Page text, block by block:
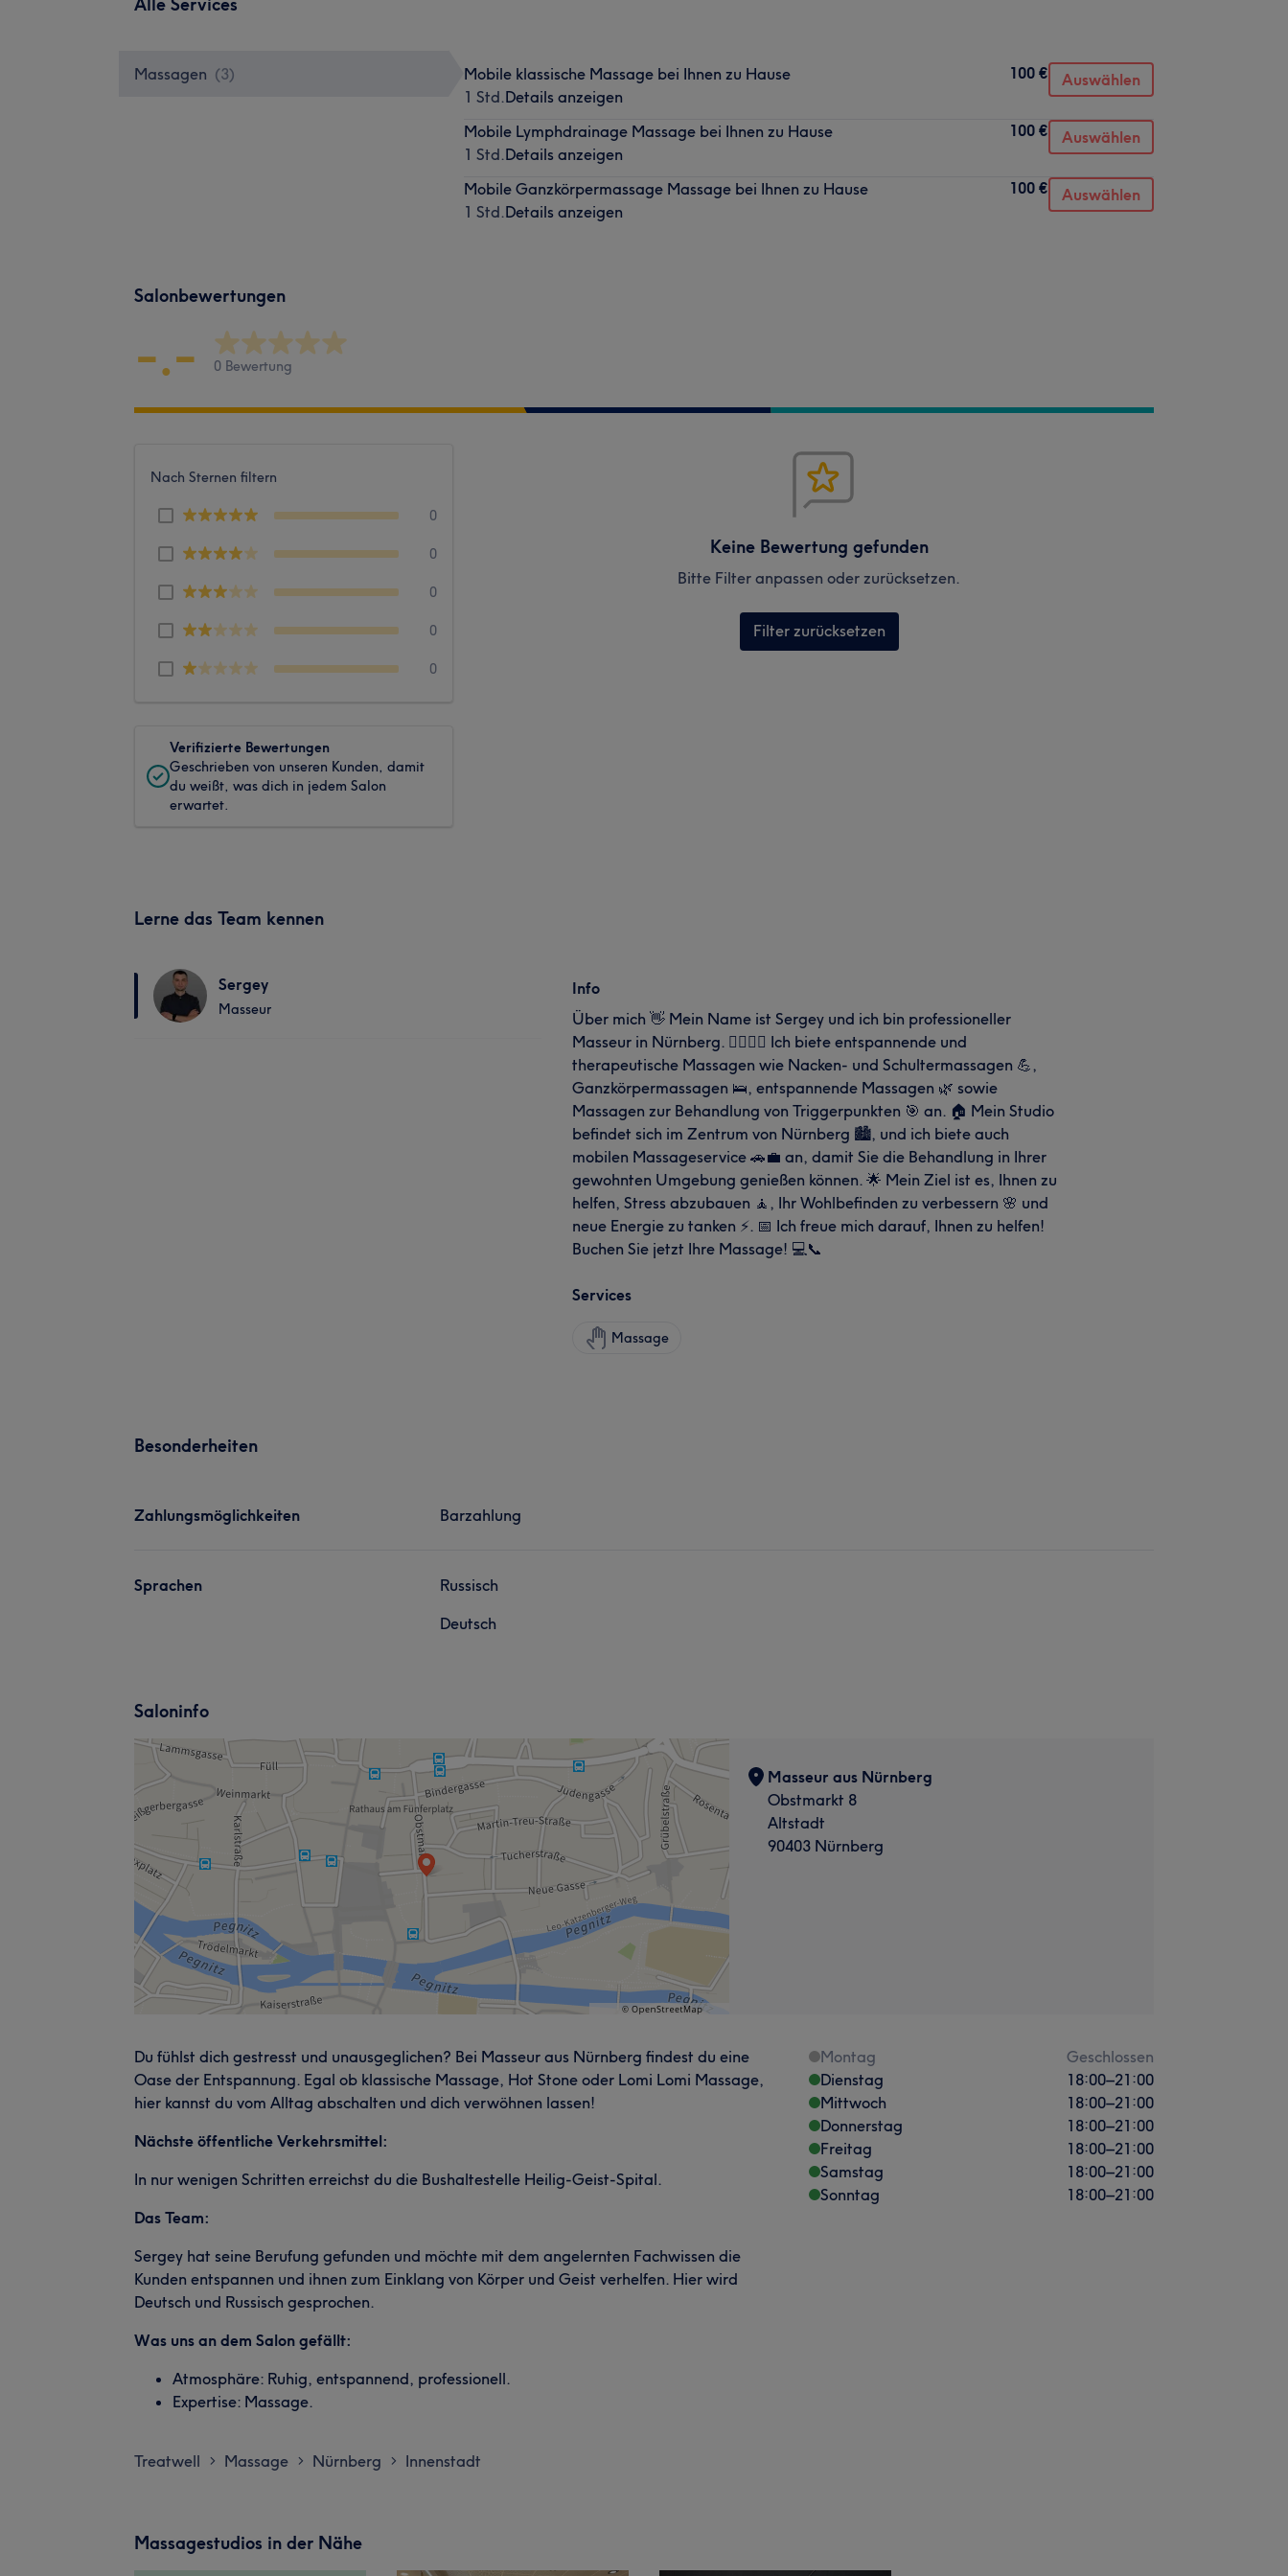
Massagen (3)
Mobile klassische Massage bei Ihnen zu Hause
1 Std.Details anzeigen
100 € Auswählen
Mobile Lymphdrainage Massage bei Ihnen zu Hause
1 Std.Details anzeigen
100 € Auswählen
Mobile Ganzkörpermassage Massage bei Ihnen zu Hause
1 Std.Details anzeigen
100 € Auswählen
Salonbewertungen
-.- 0 Bewertung
Nach Sternen filtern
0
0
0
0
0
Verifizierte Bewertungen
Geschrieben von unseren Kunden, damit
du weißt, was dich in jedem Salon
erwartet.
Keine Bewertung gefunden
Bitte Filter anpassen oder zurücksetzen.
Filter zurücksetzen
Lerne das Team kennen
Sergey
Masseur
Info
Über mich 👋 Mein Name ist Sergey und ich bin professioneller
Masseur in Nürnberg. 💆‍♂️💆‍♀️ Ich biete entspannende und
therapeutische Massagen wie Nacken- und Schultermassagen 💪,
Ganzkörpermassagen 🛌, entspannende Massagen 🌿 sowie
Massagen zur Behandlung von Triggerpunkten 🎯 an. 🏠 Mein Studio
befindet sich im Zentrum von Nürnberg 🏙️, und ich biete auch
mobilen Massageservice 🚗💼 an, damit Sie die Behandlung in Ihrer
gewohnten Umgebung genießen können. 🌟 Mein Ziel ist es, Ihnen zu
helfen, Stress abzubauen 🧘, Ihr Wohlbefinden zu verbessern 🌸 und
neue Energie zu tanken ⚡. 📅 Ich freue mich darauf, Ihnen zu helfen!
Buchen Sie jetzt Ihre Massage! 💻📞
Services
Massage
Besonderheiten
Zahlungsmöglichkeiten Barzahlung
Sprachen
Russisch
Deutsch
Saloninfo
Masseur aus Nürnberg
Obstmarkt 8
Altstadt
90403 Nürnberg
Du fühlst dich gestresst und unausgeglichen? Bei Masseur aus Nürnberg findest du eine
Oase der Entspannung. Egal ob klassische Massage, Hot Stone oder Lomi Lomi Massage,
hier kannst du vom Alltag abschalten und dich verwöhnen lassen!
Nächste öffentliche Verkehrsmittel:
In nur wenigen Schritten erreichst du die Bushaltestelle Heilig-Geist-Spital.
Das Team:
Sergey hat seine Berufung gefunden und möchte mit dem angelernten Fachwissen die
Kunden entspannen und ihnen zum Einklang von Körper und Geist verhelfen. Hier wird
Deutsch und Russisch gesprochen.
Was uns an dem Salon gefällt:
Atmosphäre: Ruhig, entspannend, professionell.
Expertise: Massage.
Montag
Geschlossen
Dienstag
18:00–21:00
Mittwoch
18:00–21:00
Donnerstag
18:00–21:00
Freitag
18:00–21:00
Samstag
18:00–21:00
Sonntag
18:00–21:00
Treatwell > Massage > Nürnberg > Innenstadt
Massagestudios in der Nähe